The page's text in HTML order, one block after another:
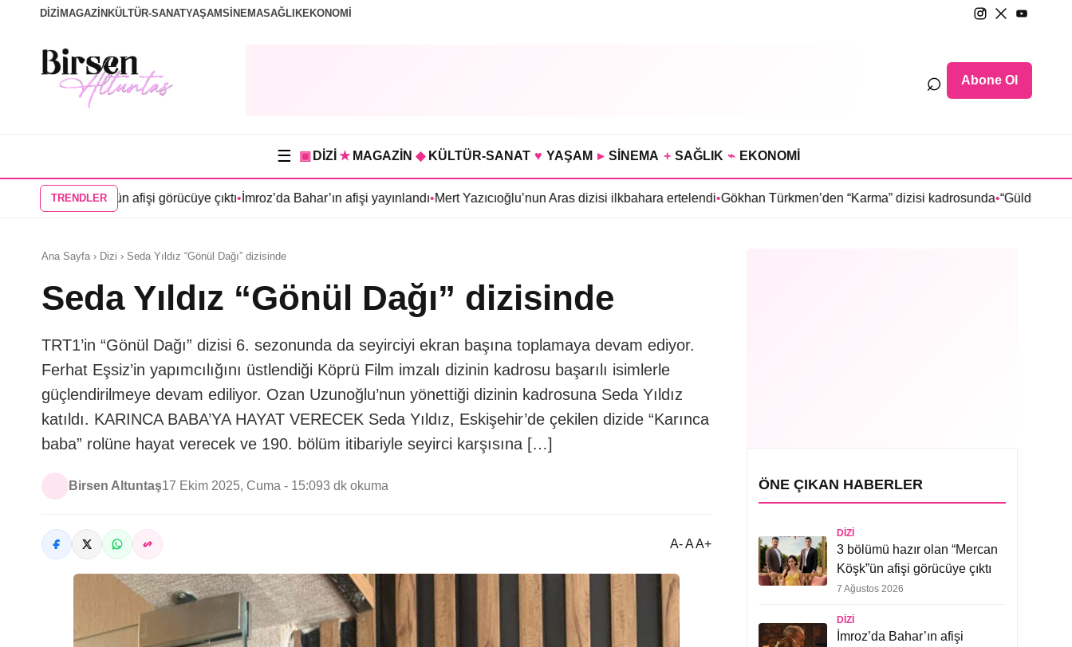
DİZİ MAGAZİN KÜLTÜR-SANATYAŞAMSİNEMASAĞLIKEKONOMİ
⌕ Abone Ol
☰ ▣ DİZİ ★ MAGAZİN ◆ KÜLTÜR-SANAT ♥ YAŞAM ▸ SİNEMA + SAĞLIK ⌁ EKONOMİ
TRENDLER
Köşk”ün afişi görücüye çıktı•İmroz’da Bahar’ın afişi yayınlandı•Mert Yazıcıoğlu’nun Aras dizisi ilkbahara ertelendi•Gökhan Türkmen’den “Karma” dizisi kadrosunda•“Güldür Güldür
Ana Sayfa › Dizi › Seda Yıldız “Gönül Dağı” dizisinde
Seda Yıldız “Gönül Dağı” dizisinde
TRT1’in “Gönül Dağı” dizisi 6. sezonunda da seyirciyi ekran başına toplamaya devam ediyor.
Ferhat Eşsiz’in yapımcılığını üstlendiği Köprü Film imzalı dizinin kadrosu başarılı isimlerle
güçlendirilmeye devam ediliyor. Ozan Uzunoğlu’nun yönettiği dizinin kadrosuna Seda Yıldız
katıldı. KARINCA BABA’YA HAYAT VERECEK Seda Yıldız, Eskişehir’de çekilen dizide “Karınca
baba” rolüne hayat verecek ve 190. bölüm itibariyle seyirci karşısına […]
Birsen Altuntaş17 Ekim 2025, Cuma - 15:093 dk okuma
A- A A+
ÖNE ÇIKAN HABERLER
DIZI
3 bölümü hazır olan “Mercan
Köşk”ün afişi görücüye çıktı
7 Ağustos 2026
DIZI
İmroz’da Bahar’ın afişi